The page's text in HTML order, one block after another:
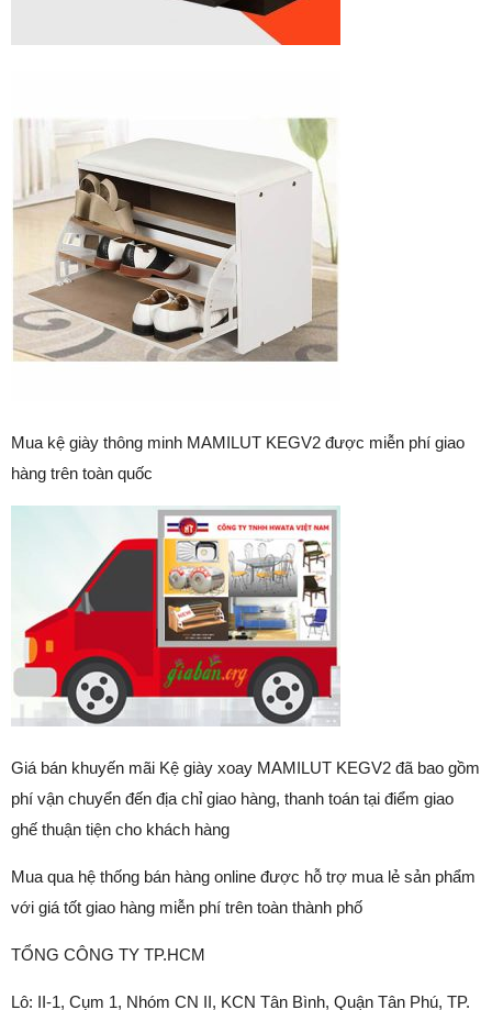
Mua kệ giày thông minh MAMILUT KEGV2 được miễn phí giao
hàng trên toàn quốc
Giá bán khuyến mãi Kệ giày xoay MAMILUT KEGV2 đã bao gồm
phí vận chuyển đến địa chỉ giao hàng, thanh toán tại điểm giao
ghế thuận tiện cho khách hàng
Mua qua hệ thống bán hàng online được hỗ trợ mua lẻ sản phẩm
với giá tốt giao hàng miễn phí trên toàn thành phố
TỔNG CÔNG TY TP.HCM
Lô: II-1, Cụm 1, Nhóm CN II, KCN Tân Bình, Quận Tân Phú, TP.